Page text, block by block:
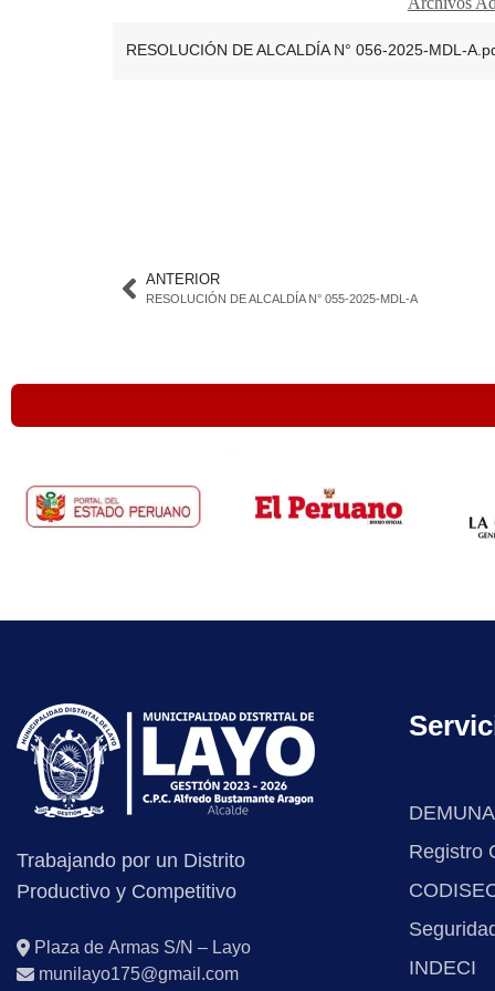
RESOLUCIÓN DE ALCALDÍA N° 056-2025-MDL-
ANTERIOR
RESOLUCIÓN DE ALCALDÍA N° 055-2025-MDL-A
Trabajando por un Distrito
Productivo y Competitivo
Plaza de Armas S/N – Layo
munilayo175@gmail.com
DEMUNA
Registro
INDECI